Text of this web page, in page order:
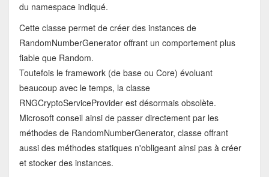
du namespace indiqué.
Cette classe permet de créer des instances de
RandomNumberGenerator offrant un comportement plus
fiable que Random.
Toutefois le framework (de base ou Core) évoluant
beaucoup avec le temps, la classe
RNGCryptoServiceProvider est désormais obsolète.
Microsoft conseil ainsi de passer directement par les
méthodes de RandomNumberGenerator, classe offrant
aussi des méthodes statiques n'obligeant ainsi pas à créer
et stocker des instances.